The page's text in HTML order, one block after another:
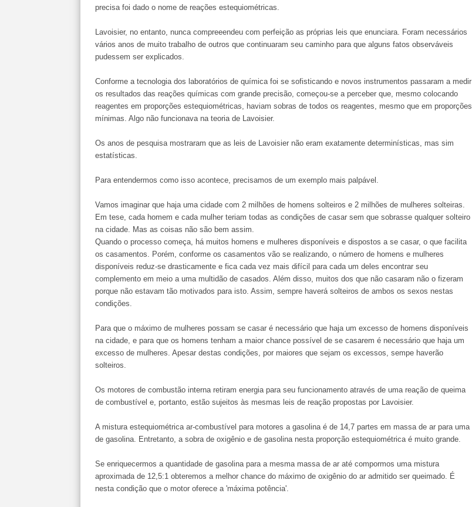
precisa foi dado o nome de reações estequiométricas.
Lavoisier, no entanto, nunca compreeendeu com perfeição as próprias leis que enunciara. Foram necessários
vários anos de muito trabalho de outros que continuaram seu caminho para que alguns fatos observáveis
pudessem ser explicados.
Conforme a tecnologia dos laboratórios de química foi se sofisticando e novos instrumentos passaram a medir
os resultados das reações químicas com grande precisão, começou-se a perceber que, mesmo colocando
reagentes em proporções estequiométricas, haviam sobras de todos os reagentes, mesmo que em proporções
mínimas. Algo não funcionava na teoria de Lavoisier.
Os anos de pesquisa mostraram que as leis de Lavoisier não eram exatamente determinísticas, mas sim
estatísticas.
Para entendermos como isso acontece, precisamos de um exemplo mais palpável.
Vamos imaginar que haja uma cidade com 2 milhões de homens solteiros e 2 milhões de mulheres solteiras.
Em tese, cada homem e cada mulher teriam todas as condições de casar sem que sobrasse qualquer solteiro
na cidade. Mas as coisas não são bem assim.
Quando o processo começa, há muitos homens e mulheres disponíveis e dispostos a se casar, o que facilita
os casamentos. Porém, conforme os casamentos vão se realizando, o número de homens e mulheres
disponíveis reduz-se drasticamente e fica cada vez mais difícil para cada um deles encontrar seu
complemento em meio a uma multidão de casados. Além disso, muitos dos que não casaram não o fizeram
porque não estavam tão motivados para isto. Assim, sempre haverá solteiros de ambos os sexos nestas
condições.
Para que o máximo de mulheres possam se casar é necessário que haja um excesso de homens disponíveis
na cidade, e para que os homens tenham a maior chance possível de se casarem é necessário que haja um
excesso de mulheres. Apesar destas condições, por maiores que sejam os excessos, sempe haverão
solteiros.
Os motores de combustão interna retiram energia para seu funcionamento através de uma reação de queima
de combustível e, portanto, estão sujeitos às mesmas leis de reação propostas por Lavoisier.
A mistura estequiométrica ar-combustível para motores a gasolina é de 14,7 partes em massa de ar para uma
de gasolina. Entretanto, a sobra de oxigênio e de gasolina nesta proporção estequiométrica é muito grande.
Se enriquecermos a quantidade de gasolina para a mesma massa de ar até compormos uma mistura
aproximada de 12,5:1 obteremos a melhor chance do máximo de oxigênio do ar admitido ser queimado. É
nesta condição que o motor oferece a 'máxima potência'.